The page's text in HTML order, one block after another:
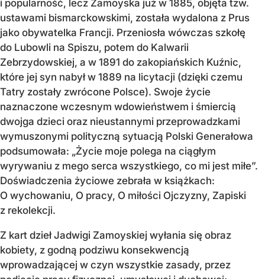
i popularność, lecz Zamoyska już w 1885, objęta tzw.
ustawami bismarckowskimi, została wydalona z Prus
jako obywatelka Francji. Przeniosła wówczas szkołę
do Lubowli na Spiszu, potem do Kalwarii
Zebrzydowskiej, a w 1891 do zakopiańskich Kuźnic,
które jej syn nabył w 1889 na licytacji (dzięki czemu
Tatry zostały zwrócone Polsce). Swoje życie
naznaczone wczesnym wdowieństwem i śmiercią
dwojga dzieci oraz nieustannymi przeprowadzkami
wymuszonymi polityczną sytuacją Polski Generałowa
podsumowała: „Życie moje polega na ciągłym
wyrywaniu z mego serca wszystkiego, co mi jest miłe”.
Doświadczenia życiowe zebrała w książkach:
O wychowaniu, O pracy, O miłości Ojczyzny, Zapiski
z rekolekcji.
Z kart dzieł Jadwigi Zamoyskiej wyłania się obraz
kobiety, z godną podziwu konsekwencją
wprowadzającej w czyn wszystkie zasady, przez